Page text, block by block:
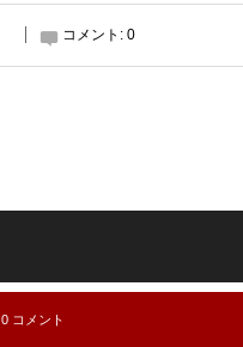
コメント: 0
0 コメント